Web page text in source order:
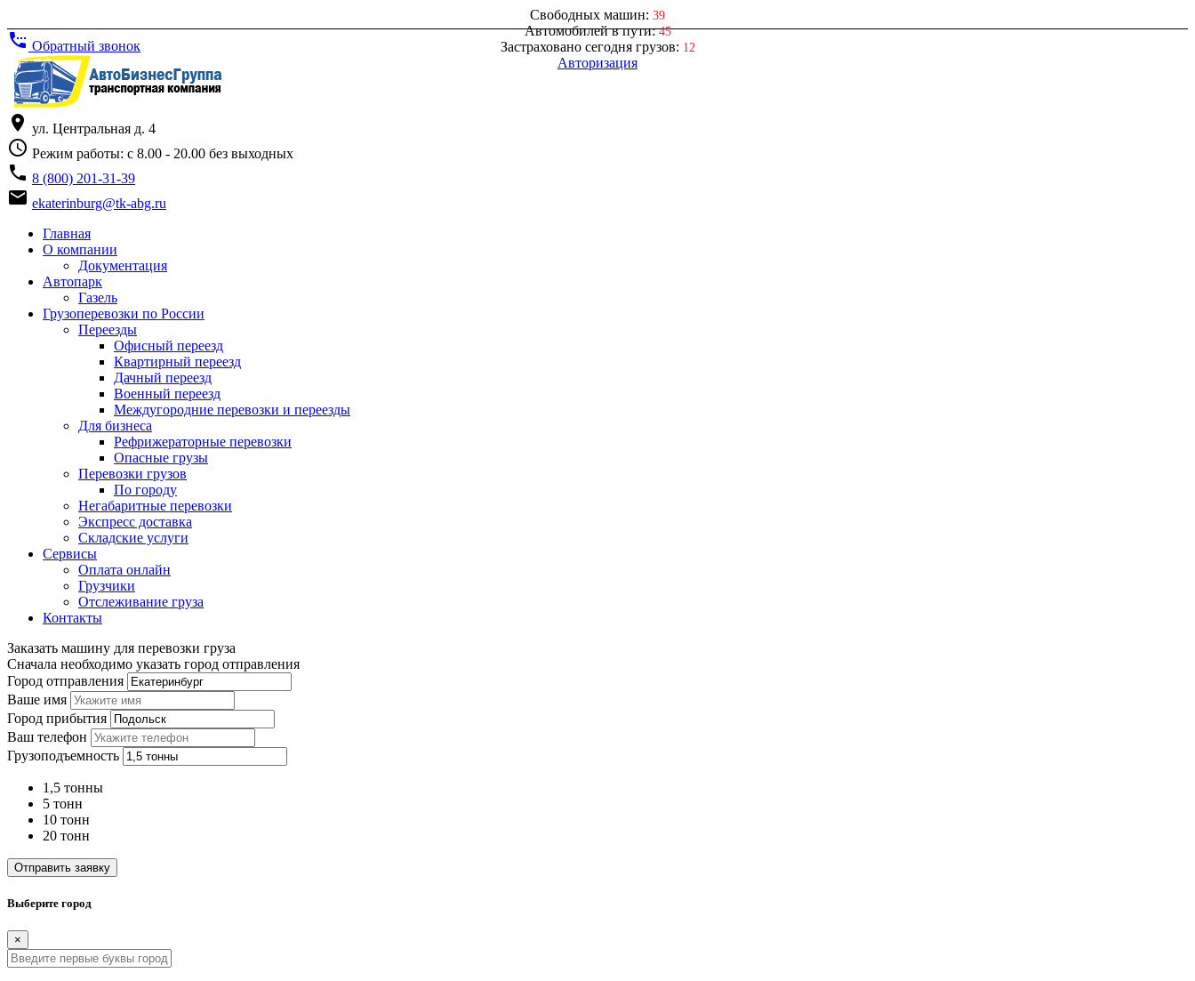
Свободных машин: 39
Автомобилей в пути:45
Застраховано сегодня грузов: 12
Авторизация
settings_phone Обратный звонок
place ул. Центральная д. 4
access_time Режим работы: с 8.00 - 20.00 без выходных
phone 8 (800) 201-31-39
email ekaterinburg@tk-abg.ru
Главная
О компании
Документация
Автопарк
Газель
Грузоперевозки по России
Переезды
Офисный переезд
Квартирный переезд
Дачный переезд
Военный переезд
Междугородние перевозки и переезды
Для бизнеса
Рефрижераторные перевозки
Опасные грузы
Перевозки грузов
По городу
Негабаритные перевозки
Экспресс доставка
Складские услуги
Сервисы
Оплата онлайн
Грузчики
Отслеживание груза
Контакты
Заказать машину для перевозки груза
Сначала необходимо указать город отправления
Город отправления
Ваше имя
Город прибытия
Ваш телефон
Грузоподъемность
1,5 тонны
5 тонн
10 тонн
20 тонн
Отправить заявку
Выберите город
×